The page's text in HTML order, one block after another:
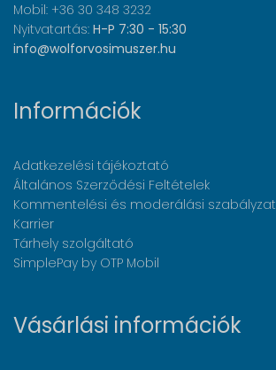
Mobil: +36 30 348 3232
Nyitvatartás: H-P 7:30 - 15:30
info@wolforvosimuszer.hu
Információk
Adatkezelési tájékoztató
Általános Szerződési Feltételek
Kommentelési és moderálási szabályzat
Karrier
Tárhely szolgáltató
SimplePay by OTP Mobil
Vásárlási információk